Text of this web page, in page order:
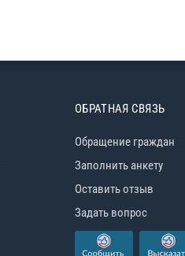
ОБРАТНАЯ СВЯЗЬ
Обращение граждан
Заполнить анкету
Оставить отзыв
Задать вопрос